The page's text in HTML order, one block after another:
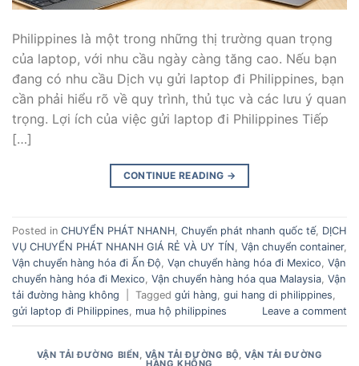
Philippines là một trong những thị trường quan trọng
của laptop, với nhu cầu ngày càng tăng cao. Nếu bạn
đang có nhu cầu Dịch vụ gửi laptop đi Philippines, bạn
cần phải hiểu rõ về quy trình, thủ tục và các lưu ý quan
trọng. Lợi ích của việc gửi laptop đi Philippines Tiếp
[…]
CONTINUE READING →
Posted in CHUYỂN PHÁT NHANH Chuyển phát nhanh quốc tế, DỊCH
VỤ CHUYỂN PHÁT NHANH GIÁ RẺ VÀ UY TÍN Vận chuyển container,
Vận chuyển hàng hóa đi Ấn Độ Vạn chuyển hàng hóa đi Mexico Vận
chuyển hàng hóa đi Mexico Vận chuyển hàng hóa qua Malaysia Vận
tải đường hàng không
Tagged gửi hàng gui hang di philippines
gửi laptop đi Philippines
mua hộ philippines Leave a comment
VẬN TẢI ĐƯỜNG BIỂN, VẬN TẢI ĐƯỜNG BỘ,VẬN TẢI ĐƯỜNG